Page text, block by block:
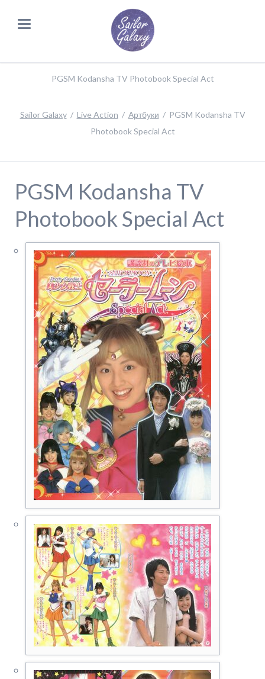
PGSM Kodansha TV Photobook Special Act
Sailor Galaxy Live Action Артбуки
PGSM Kodansha TV
Photobook Special Act
PGSM Kodansha TV
Photobook Special Act